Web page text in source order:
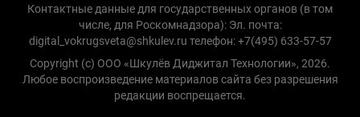
Контактные данные для государственных органов (в том
числе, для Роскомнадзора): Эл. почта:
digital_vokrugsveta@shkulev.ru телефон: +7(495) 633-57-57
Copyright (с) ООО «Шкулёв Диджитал Технологии», 2026.
Любое воспроизведение материалов сайта без разрешения
редакции воспрещается.